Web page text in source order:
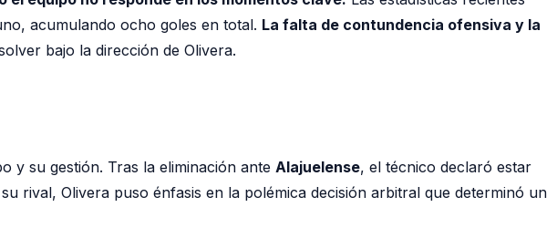
acumulando ocho goles en total. La falta de contundencia ofensiva y la
bajo la dirección de Olivera.
y su gestión. Tras la eliminación ante Alajuelense, el técnico declaró estar
rival, Olivera puso énfasis en la polémica decisión arbitral que determinó un